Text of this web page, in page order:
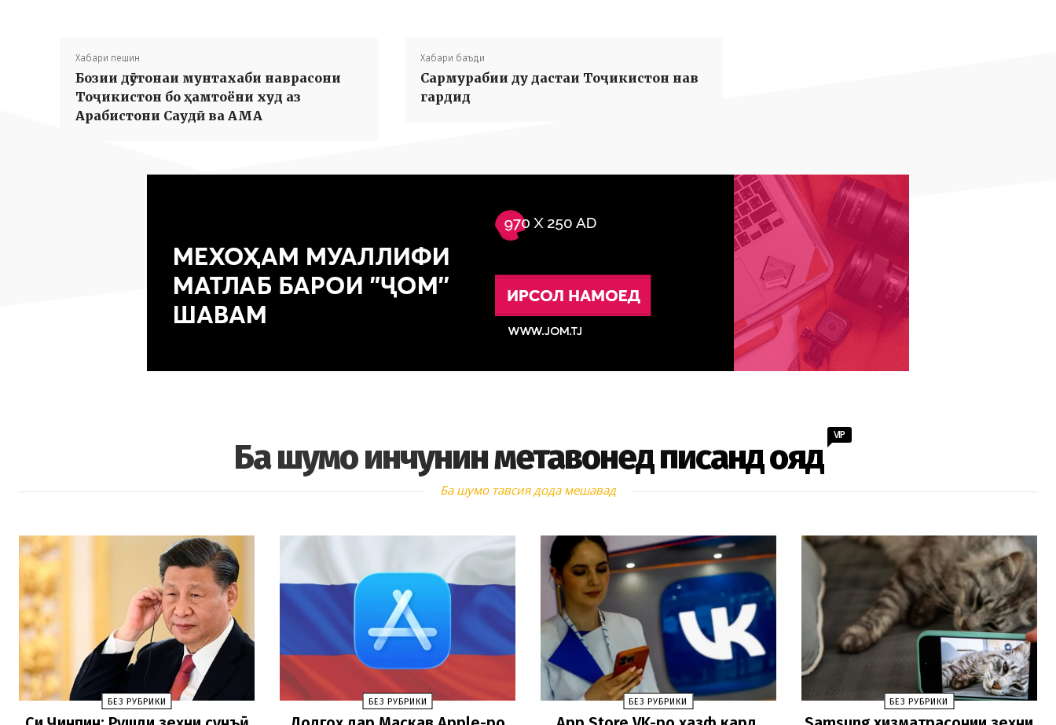
Хабари пешин
Бозии дӯстонаи мунтахаби наврасони
Тоҷикистон бо ҳамтоёни худ аз
Арабистони Саудӣ ва АМА
Хабари баъди
Сармурабии ду дастаи Тоҷикистон нав
гардид
Ба шумо инчунин метавонед писанд ояд
VIP
Ба шумо тавсия дода мешавад
БЕЗ РУБРИКИ БЕЗ РУБРИКИ БЕЗ РУБРИКИ БЕЗ РУБРИКИ